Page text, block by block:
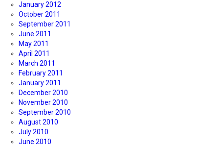
January 2012
October 2011
September 2011
June 2011
May 2011
April 2011
March 2011
February 2011
January 2011
December 2010
November 2010
September 2010
August 2010
July 2010
June 2010